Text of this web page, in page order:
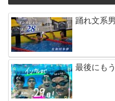
踊れ文系
最後にも